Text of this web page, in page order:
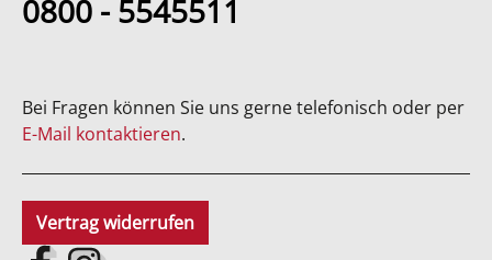
0800 - 5545511
Bei Fragen können Sie uns gerne telefonisch oder per
E-Mail kontaktieren.
Vertrag widerrufen